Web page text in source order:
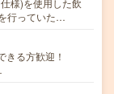
様)を使用した飲
行っていた…
る方歓迎！